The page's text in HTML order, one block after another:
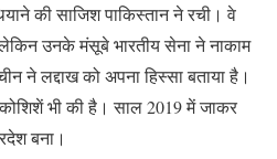
की साजिश पाकिस्तान ने रची। वे
उनके मंसूबे भारतीय सेना ने नाकाम
ने लद्दाख को अपना हिस्सा बताया है।
भी की है। साल 2019 में जाकर
बना।